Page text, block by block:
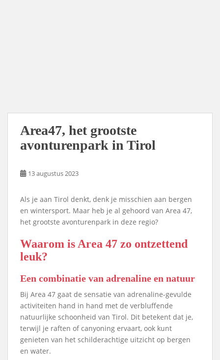
Area47, het grootste
avonturenpark in Tirol
13 augustus 2023
Als je aan Tirol denkt, denk je misschien aan bergen
en wintersport. Maar heb je al gehoord van Area 47,
het grootste avonturenpark in deze regio?
Waarom is Area 47 zo ontzettend
leuk?
Een combinatie van adrenaline en natuur
Bij Area 47 gaat de sensatie van adrenaline-gevulde
activiteiten hand in hand met de verbluffende
natuurlijke schoonheid van Tirol. Dit betekent dat je,
terwijl je raften of canyoning ervaart, ook kunt
genieten van het schilderachtige uitzicht op bergen
en water.